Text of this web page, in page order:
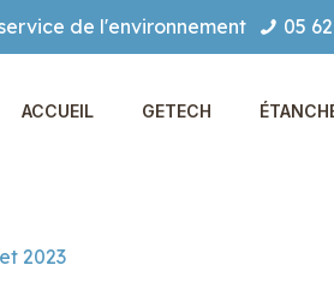
de l'environnement 05
ACCUEIL GETECH
2023